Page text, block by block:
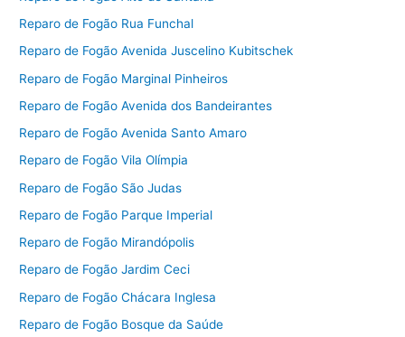
Reparo de Fogão Rua Funchal
Reparo de Fogão Avenida Juscelino Kubitschek
Reparo de Fogão Marginal Pinheiros
Reparo de Fogão Avenida dos Bandeirantes
Reparo de Fogão Avenida Santo Amaro
Reparo de Fogão Vila Olímpia
Reparo de Fogão São Judas
Reparo de Fogão Parque Imperial
Reparo de Fogão Mirandópolis
Reparo de Fogão Jardim Ceci
Reparo de Fogão Chácara Inglesa
Reparo de Fogão Bosque da Saúde